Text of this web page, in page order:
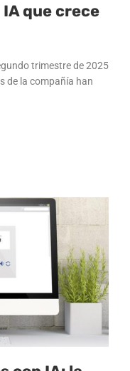
que crece
trimestre de 2025
de la compañía han